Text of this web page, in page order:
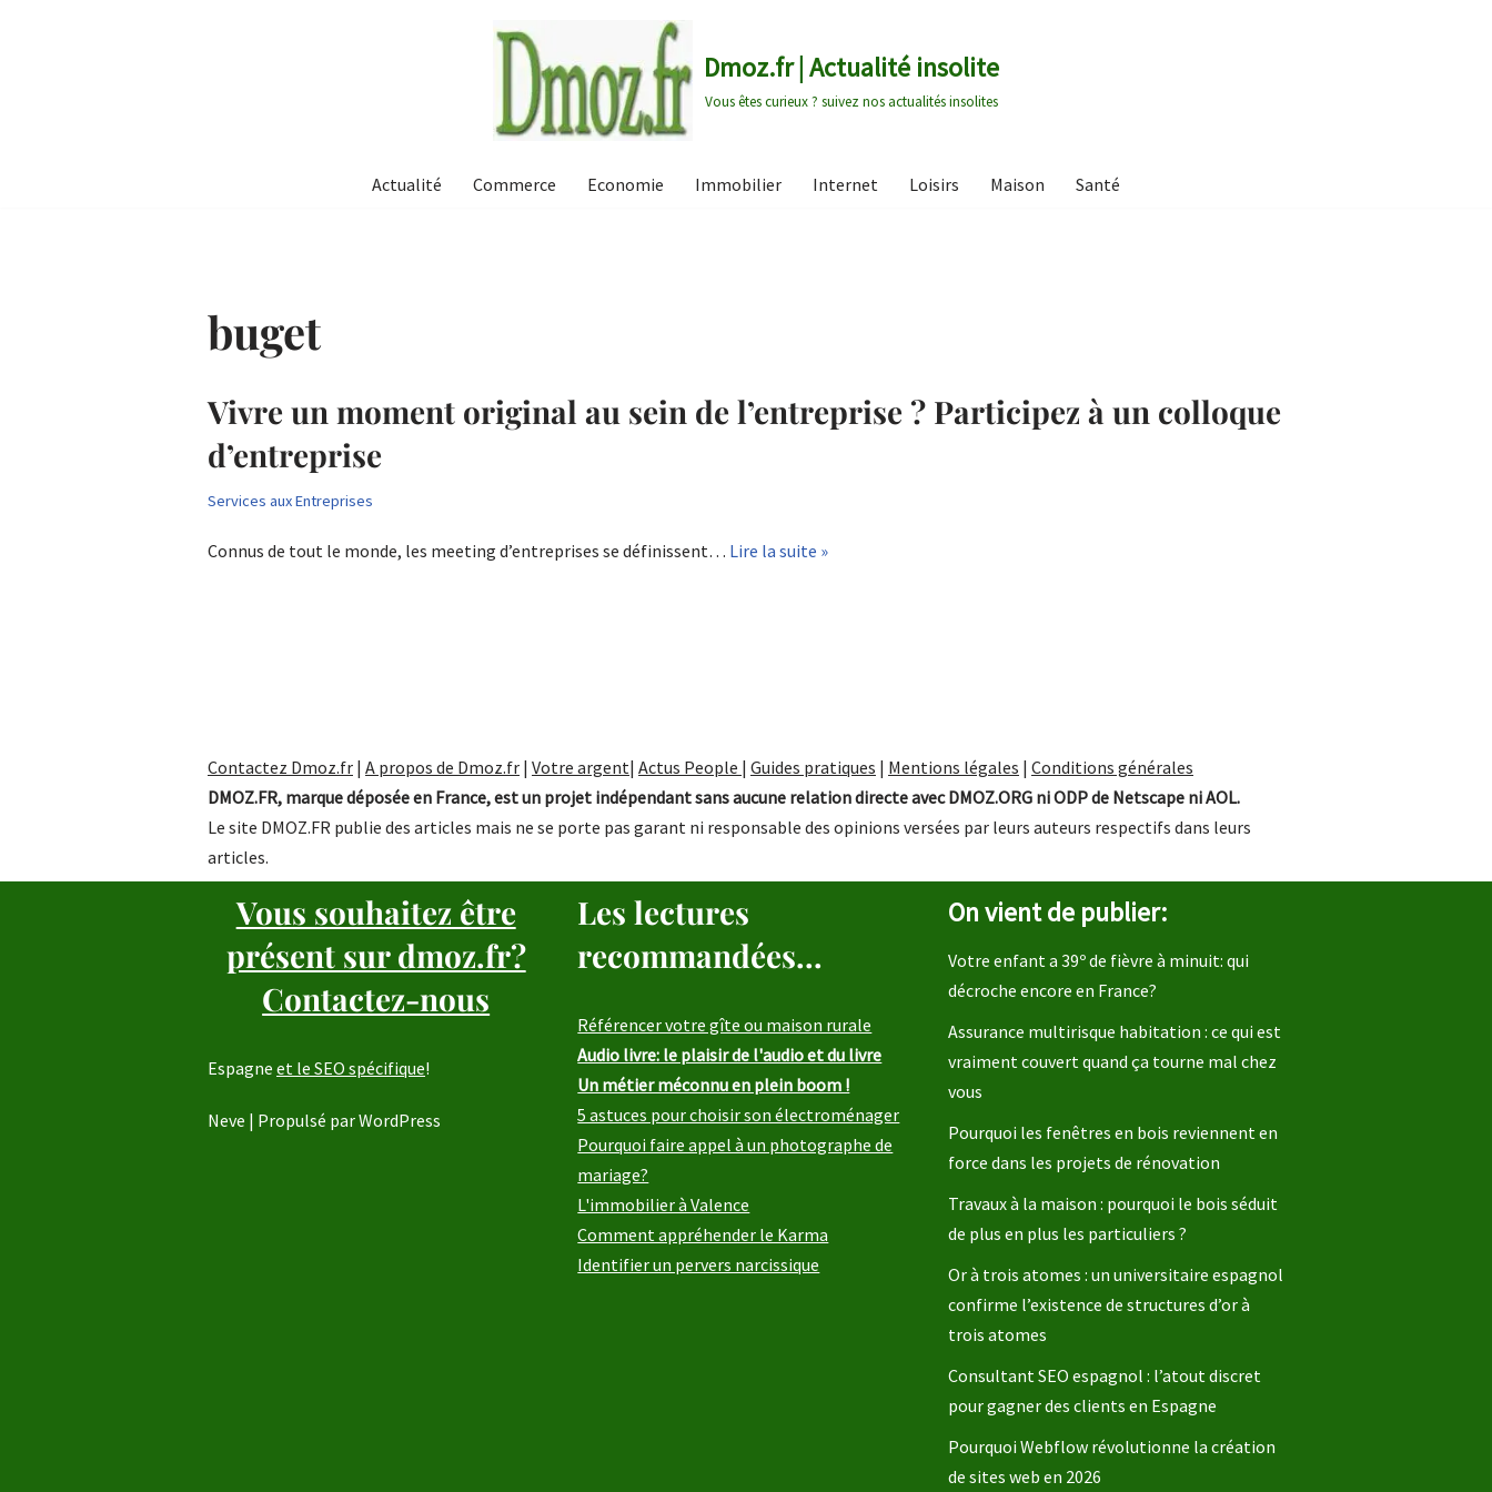
Dmoz.fr | Actualité insolite
Vous êtes curieux ? suivez nos actualités insolites
Actualité Commerce Economie Immobilier Internet Loisirs Maison Santé
buget
Vivre un moment original au sein de l’entreprise ? Participez à un colloque
d’entreprise
Services aux Entreprises
Connus de tout le monde, les meeting d’entreprises se définissent… Lire la suite »
Contactez Dmoz.fr | A propos de Dmoz.fr | Votre argent| Actus People | Guides pratiques | Mentions légales | Conditions générales
DMOZ.FR, marque déposée en France, est un projet indépendant sans aucune relation directe avec DMOZ.ORG ni ODP de Netscape ni AOL.
Le site DMOZ.FR publie des articles mais ne se porte pas garant ni responsable des opinions versées par leurs auteurs respectifs dans leurs
articles.
Vous souhaitez être
présent sur dmoz.fr?
Contactez-nous
Espagne et le SEO spécifique!
Neve | Propulsé parWordPress
Les lectures
recommandées...
Référencer votre gîte ou maison rurale
Audio livre: le plaisir de l'audio et du livre
Un métier méconnu en plein boom !
5 astuces pour choisir son électroménager
Pourquoi faire appel à un photographe de
mariage?
L'immobilier à Valence
Comment appréhender le Karma
Identifier un pervers narcissique
On vient de publier:
Votre enfant a 39º de fièvre à minuit: qui
décroche encore en France?
Assurance multirisque habitation : ce qui est
vraiment couvert quand ça tourne mal chez
vous
Pourquoi les fenêtres en bois reviennent en
force dans les projets de rénovation
Travaux à la maison : pourquoi le bois séduit
de plus en plus les particuliers ?
Or à trois atomes : un universitaire espagnol
confirme l’existence de structures d’or à
trois atomes
Consultant SEO espagnol : l’atout discret
pour gagner des clients en Espagne
Pourquoi Webflow révolutionne la création
de sites web en 2026